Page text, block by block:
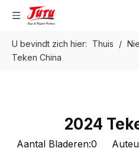
U bevindt zich hier: Thuis /
Teken China
2024
Aantal Bladeren:0